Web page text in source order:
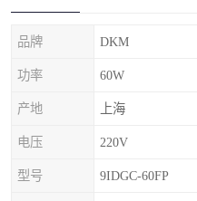
品牌 DKM
功率 60W
产地 上海
电压 220V
型号 9IDGC-60FP